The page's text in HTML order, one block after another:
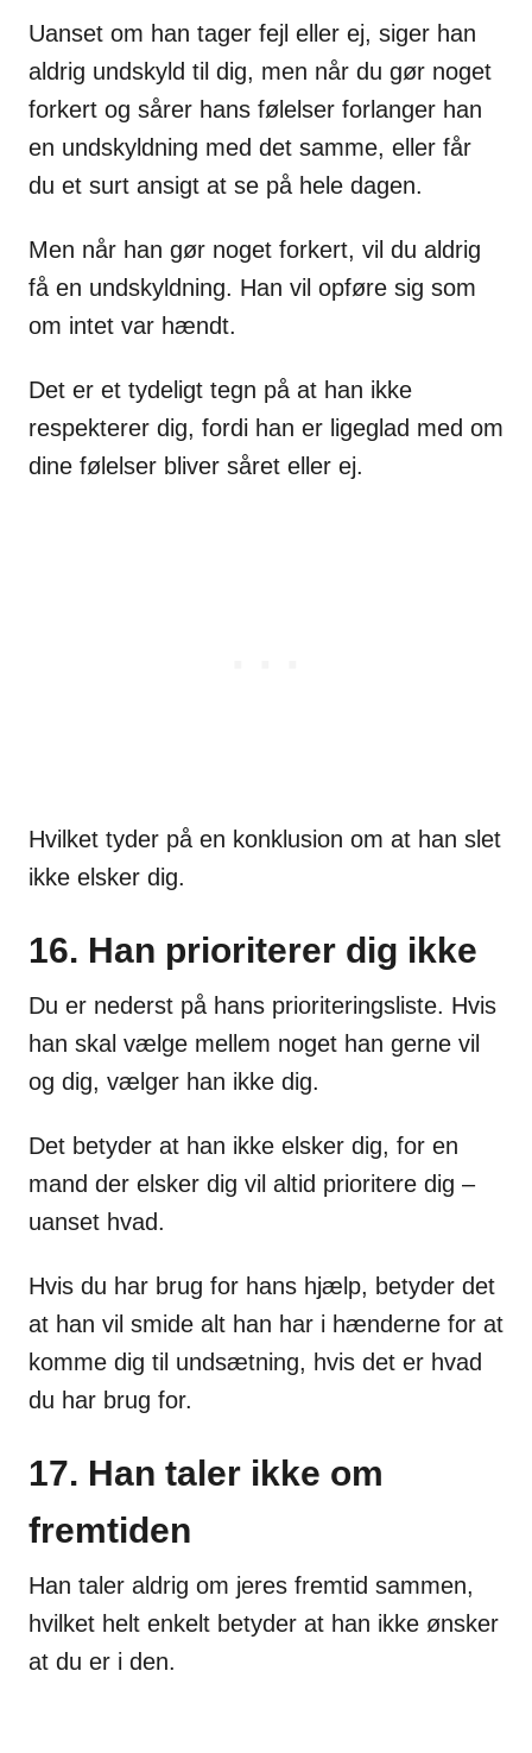
Uanset om han tager fejl eller ej, siger han
aldrig undskyld til dig, men når du gør noget
forkert og sårer hans følelser forlanger han
en undskyldning med det samme, eller får
du et surt ansigt at se på hele dagen.
Men når han gør noget forkert, vil du aldrig
få en undskyldning. Han vil opføre sig som
om intet var hændt.
Det er et tydeligt tegn på at han ikke
respekterer dig, fordi han er ligeglad med om
dine følelser bliver såret eller ej.
Hvilket tyder på en konklusion om at han slet
ikke elsker dig.
16. Han prioriterer dig ikke
Du er nederst på hans prioriteringsliste. Hvis
han skal vælge mellem noget han gerne vil
og dig, vælger han ikke dig.
Det betyder at han ikke elsker dig, for en
mand der elsker dig vil altid prioritere dig –
uanset hvad.
Hvis du har brug for hans hjælp, betyder det
at han vil smide alt han har i hænderne for at
komme dig til undsætning, hvis det er hvad
du har brug for.
17. Han taler ikke om
fremtiden
Han taler aldrig om jeres fremtid sammen,
hvilket helt enkelt betyder at han ikke ønsker
at du er i den.